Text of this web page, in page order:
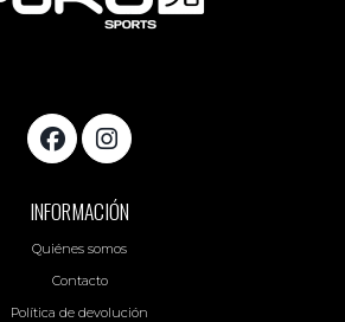
INFORMACIÓN
Quiénes somos
Contacto
Política de devolución